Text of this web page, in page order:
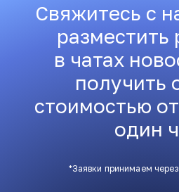
Свяжитесь с
разместить
в чатах
получить
стоимостью
один
*Заявки принимаем